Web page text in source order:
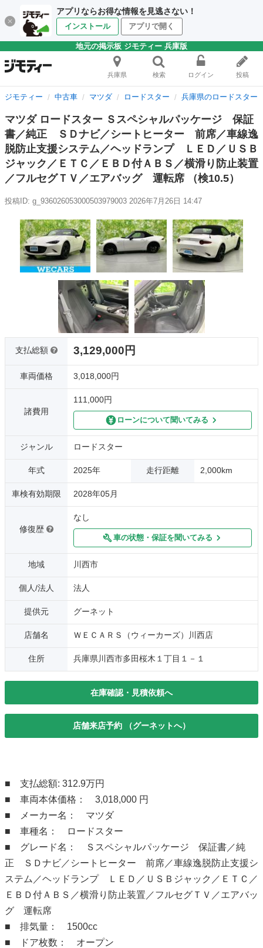
アプリならお得な情報を見逃さない！
インストール アプリで開く
地元の掲示板 ジモティー 兵庫版
兵庫県 検索 ログイン 投稿
ジモティー 中古車 マツダ ロードスター 兵庫県のロードスター
マツダ ロードスター Ｓスペシャルパッケージ 保証
書／純正 ＳＤナビ／シートヒーター 前席／車線逸
脱防止支援システム／ヘッドランプ ＬＥＤ／ＵＳＢ
ジャック／ＥＴＣ／ＥＢＤ付ＡＢＳ／横滑り防止装置
／フルセグＴＶ／エアバッグ 運転席 （検10.5）
投稿ID: g_936026053000503979003 2026年7月26日 14:47
支払総額 3,129,000円
車両価格 3,018,000円
諸費用
111,000円
ローンについて聞いてみる
ジャンル ロードスター
年式 2025年 走行距離 2,000km
車検有効期限 2028年05月
修復歴
なし
車の状態・保証を聞いてみる
地域 川西市
個人/法人 法人
提供元 グーネット
店舗名 ＷＥＣＡＲＳ（ウィーカーズ）川西店
住所 兵庫県川西市多田桜木１丁目１－１
在庫確認・見積依頼へ
店舗来店予約 （グーネットへ）
■ 支払総額: 312.9万円
■ 車両本体価格： 3,018,000 円
■ メーカー名： マツダ
■ 車種名： ロードスター
■ グレード名： Ｓスペシャルパッケージ 保証書／純
正 ＳＤナビ／シートヒーター 前席／車線逸脱防止支援シ
ステム／ヘッドランプ ＬＥＤ／ＵＳＢジャック／ＥＴＣ／
ＥＢＤ付ＡＢＳ／横滑り防止装置／フルセグＴＶ／エアバッ
グ 運転席
■ 排気量： 1500cc
■ ドア枚数： オープン